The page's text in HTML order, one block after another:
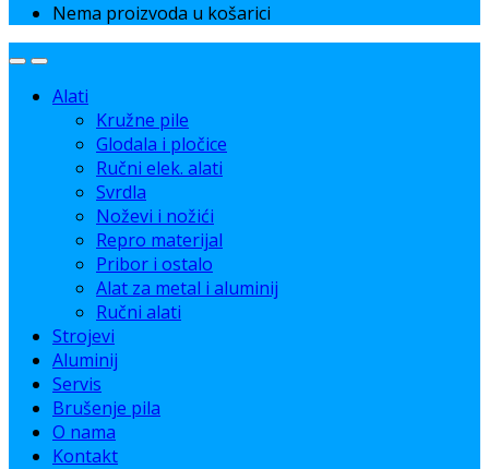
Nema proizvoda u košarici
Alati
Kružne pile
Glodala i pločice
Ručni elek. alati
Svrdla
Noževi i nožići
Repro materijal
Pribor i ostalo
Alat za metal i aluminij
Ručni alati
Strojevi
Aluminij
Servis
Brušenje pila
O nama
Kontakt